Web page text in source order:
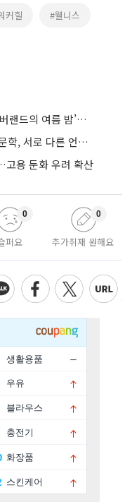
커힐 #웰니스
반딧불이부터 아기 사자까지…‘에버랜드의 여름 밤’이 기다려지는 이유
김유태 기자의 '밤과 책'…영화와 문학, 서로 다른 언어를 읽다
용 둔화 우려 확산
퍼요
0
추가취재 원해요
0